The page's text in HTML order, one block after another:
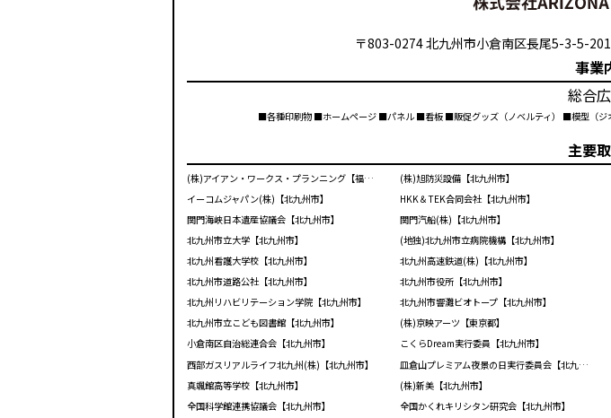
〒803-0274 北九州市小倉南区長尾5-3-5-
事業
総合
■各種印刷物 ■ホームページ ■パネル ■看板 ■販促グッズ（ノベルティ） ■模型（
主要
(株)アイアン・ワークス・プランニング【福岡市】 (株)旭防災設備【北九州市】
イーコムジャパン(株)【北九州市】
HKK＆TEK合同会社【北九州市】
関門海峡日本遺産協議会【北九州市】
関門汽船(株)【北九州市】
北九州市立大学【北九州市】
(地独)北九州市立病院機構【北九州市】
北九州看護大学校【北九州市】
北九州高速鉄道(株)【北九州市】
北九州市道路公社【北九州市】
北九州市役所【北九州市】
北九州リハビリテーション学院【北九州市】
北九州市響灘ビオトープ【北九州市】
北九州市立こども図書館【北九州市】
(株)京映アーツ【東京都】
小倉南区自治総連合会【北九州市】
こくらDream実行委員【北九州市】
西部ガスリアルライフ北九州(株)【北九州市】
皿倉山プレミアム夜景の日実行委員会【北九州市】
真颯館高等学校【北九州市】
(株)新美【北九州市】
全国科学館連携協議会【北九州市】
全国かくれキリシタン研究会【北九州市】